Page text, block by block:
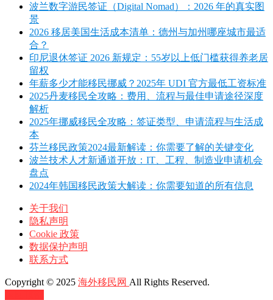
波兰数字游民签证（Digital Nomad）：2026 年的真实图
景
2026 移居美国生活成本清单：德州与加州哪座城市最适
合？
印尼退休签证 2026 新规定：55岁以上低门槛获得养老居
留权
年薪多少才能移民挪威？2025年 UDI 官方最低工资标准
2025丹麦移民全攻略：费用、流程与最佳申请途径深度
解析
2025年挪威移民全攻略：签证类型、申请流程与生活成
本
芬兰移民政策2024最新解读：你需要了解的关键变化
波兰技术人才新通道开放：IT、工程、制造业申请机会
盘点
2024年韩国移民政策大解读：你需要知道的所有信息
关于我们
隐私声明
Cookie 政策
数据保护声明
联系方式
Copyright © 2025 海外移民网 All Rights Reserved.